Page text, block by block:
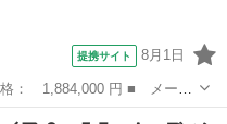
提携サイト 8月1日
ァイア ■ グレード名：